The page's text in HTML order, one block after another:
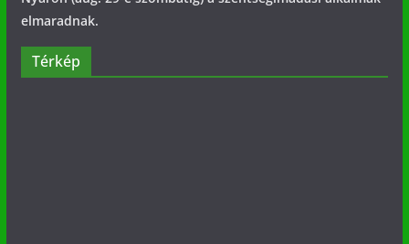
elmaradnak.
Térkép